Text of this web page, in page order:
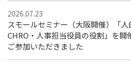
2026.07.23
スモールセミナー（大阪開催）「
CHRO・人事担当役員の役割」を
ご参加いただきました